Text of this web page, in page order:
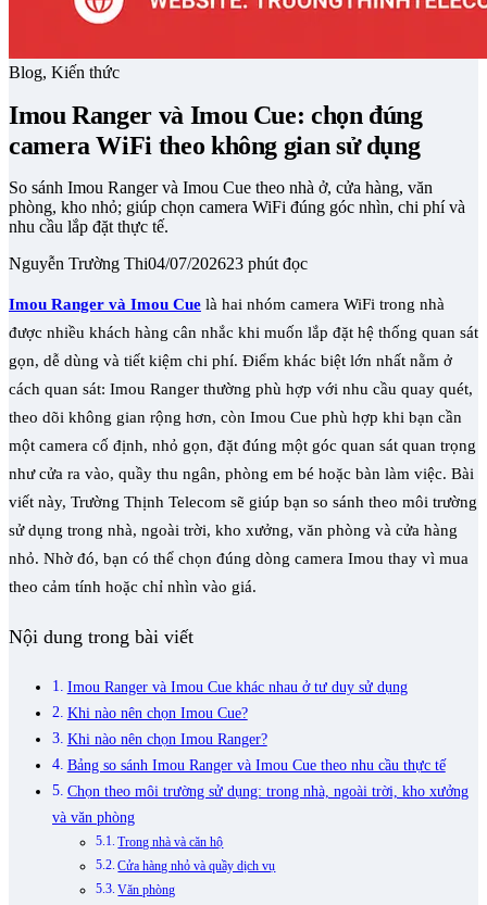
Blog, Kiến thức
Imou Ranger và Imou Cue: chọn đúng
camera WiFi theo không gian sử dụng
So sánh Imou Ranger và Imou Cue theo nhà ở, cửa hàng, văn
phòng, kho nhỏ; giúp chọn camera WiFi đúng góc nhìn, chi phí và
nhu cầu lắp đặt thực tế.
Nguyễn Trường Thi04/07/202623 phút đọc
Imou Ranger và Imou Cue là hai nhóm camera WiFi trong nhà
được nhiều khách hàng cân nhắc khi muốn lắp đặt hệ thống quan sát
gọn, dễ dùng và tiết kiệm chi phí. Điểm khác biệt lớn nhất nằm ở
cách quan sát: Imou Ranger thường phù hợp với nhu cầu quay quét,
theo dõi không gian rộng hơn, còn Imou Cue phù hợp khi bạn cần
một camera cố định, nhỏ gọn, đặt đúng một góc quan sát quan trọng
như cửa ra vào, quầy thu ngân, phòng em bé hoặc bàn làm việc. Bài
viết này, Trường Thịnh Telecom sẽ giúp bạn so sánh theo môi trường
sử dụng trong nhà, ngoài trời, kho xưởng, văn phòng và cửa hàng
nhỏ. Nhờ đó, bạn có thể chọn đúng dòng camera Imou thay vì mua
theo cảm tính hoặc chỉ nhìn vào giá.
Nội dung trong bài viết
Imou Ranger và Imou Cue khác nhau ở tư duy sử dụng
Khi nào nên chọn Imou Cue?
Khi nào nên chọn Imou Ranger?
Bảng so sánh Imou Ranger và Imou Cue theo nhu cầu thực tế
Chọn theo môi trường sử dụng: trong nhà, ngoài trời, kho xưởng
và văn phòng
Trong nhà và căn hộ
Cửa hàng nhỏ và quầy dịch vụ
Văn phòng